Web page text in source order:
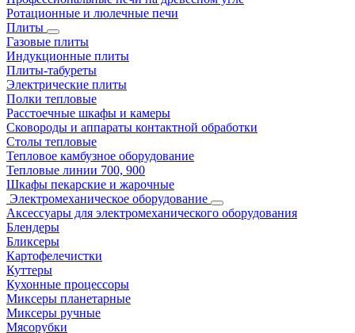
Ротационные и люлечные печи
Плиты
Газовые плиты
Индукционные плиты
Плиты-табуреты
Электрические плиты
Полки тепловые
Расстоечные шкафы и камеры
Сковороды и аппараты контактной обработки
Столы тепловые
Тепловое камбузное оборудование
Тепловые линии 700, 900
Шкафы пекарские и жарочные
Электромеханическое оборудование
Аксессуары для электромеханического оборудования
Блендеры
Бликсеры
Картофелечистки
Куттеры
Кухонные процессоры
Миксеры планетарные
Миксеры ручные
Мясорубки